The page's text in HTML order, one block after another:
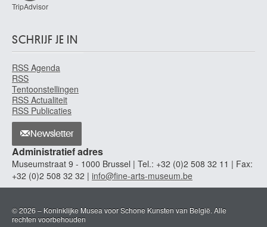
TripAdvisor
SCHRIJF JE IN
RSS Agenda
RSS
Tentoonstellingen
RSS Actualiteit
RSS Publicaties
Newsletter
Administratief adres
Museumstraat 9 - 1000 Brussel | Tel.: +32 (0)2 508 32 11 | Fax:
+32 (0)2 508 32 32 | info@fine-arts-museum.be
© 2026 – Koninklijke Musea voor Schone Kunsten van België. Alle
rechten voorbehouden